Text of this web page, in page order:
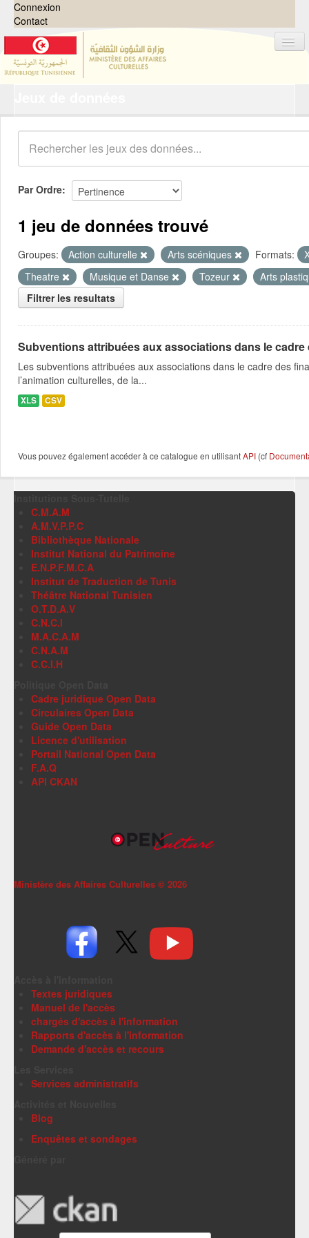
Connexion
Contact
Organisations
Groupes
Demandes 0
À propos
Par Ordre
1 jeu de données trouvé
Groupes: Action culturelle Arts scéniques Formats:
Theatre
Musique et Danse Tozeur
Arts
Filtrer les resultats
Subventions attribuées aux associations dans le
Les subventions attribuées aux associations dans le cadre des
l’animation culturelles, de la...
XLS CSV
Vous pouvez également accéder à ce catalogue en utilisantAPI (cf
C.M.A.M
A.M.V.P.P.C
Bibliothèque Nationale
Institut National du Patrimoine
E.N.P.F.M.C.A
Institut de Traduction de Tunis
Théâtre National Tunisien
O.T.D.A.V
C.N.C.I
M.A.C.A.M
C.N.A.M
C.C.I.H
Cadre juridique Open Data
Circulaires Open Data
Guide Open Data
Licence d'utilisation
Portail National Open Data
F.A.Q
API CKAN
Ministère des Affaires Culturelles © 2026
Textes juridiques
Manuel de l'accès
chargés d'accès à l'information
Rapports d'accès à l'information
Demande d'accès et recours
Services administratifs
Blog
Enquêtes et sondages